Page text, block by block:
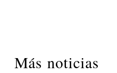
Más noticias